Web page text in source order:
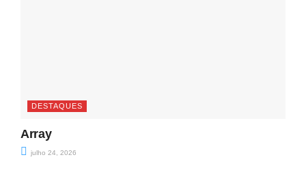
DESTAQUES
Array
julho 24, 2026